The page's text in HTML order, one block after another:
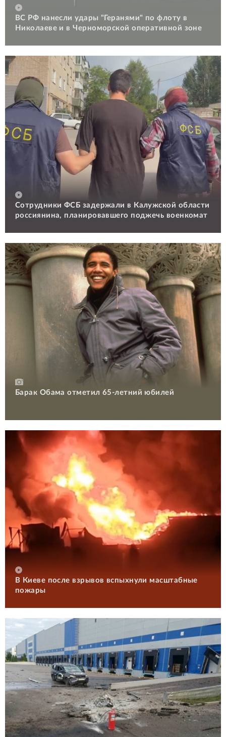
ВС РФ нанесли удары "Геранями" по флоту в
Николаеве и в Черноморской оперативной зоне
Сотрудники ФСБ задержали в Калужской области
россиянина, планировавшего поджечь военкомат
Барак Обама отметил 65-летний юбилей
В Киеве после взрывов вспыхнули масштабные
пожары